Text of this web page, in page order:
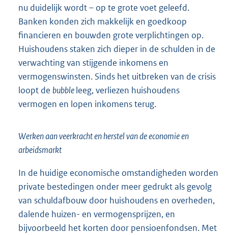
nu duidelijk wordt – op te grote voet geleefd.
Banken konden zich makkelijk en goedkoop
financieren en bouwden grote verplichtingen op.
Huishoudens staken zich dieper in de schulden in de
verwachting van stijgende inkomens en
vermogenswinsten. Sinds het uitbreken van de crisis
loopt de bubbleleeg, verliezen huishoudens
vermogen en lopen inkomens terug.
Werken aan veerkracht en herstel van de economie en
arbeidsmarkt
In de huidige economische omstandigheden worden
private bestedingen onder meer gedrukt als gevolg
van schuldafbouw door huishoudens en overheden,
dalende huizen- en vermogensprijzen, en
bijvoorbeeld het korten door pensioenfondsen. Met